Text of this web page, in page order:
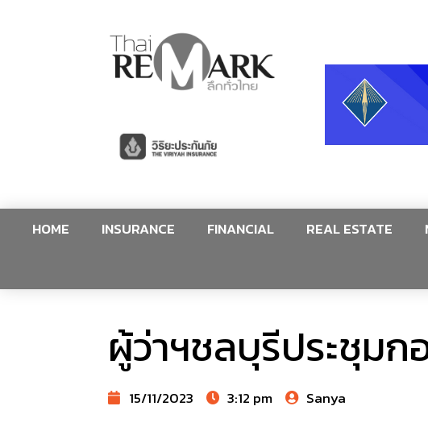
HOME INSURANCE FINANCIAL REAL ESTATE
ผู้ว่าฯชลบุรีประชุม
15/11/2023 3:12 pm Sanya